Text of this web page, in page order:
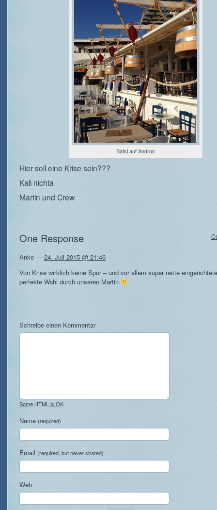
Batsi auf Andros
Hier soll eine Krise sein???
Kali nichta
Martin und Crew
One Response
Anke — 24. Juli 2015 @ 21:46
Von Krise wirklich keine Spur – und vor allem super nette
perfekte Wahl durch unseren Martin
Schreibe einen Kommentar
Some HTML is OK
Name (required)
Email (required, but never shared)
Web